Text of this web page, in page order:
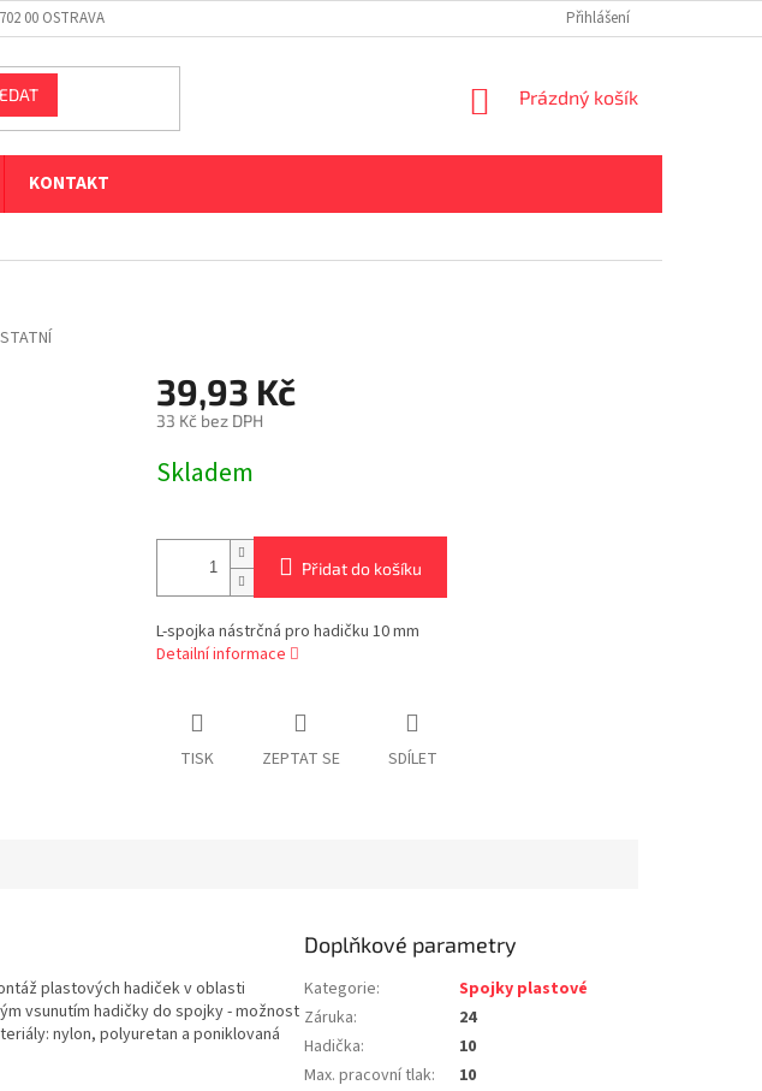
00 OSTRAVA Přihlášení
NÁKUPNÍ
Prázdný košík
KONTAKT
39,93 Kč
33 Kč bez DPH
cena:
Skladem
Přidat do košíku
L-spojka nástrčná pro hadičku 10 mm
Detailní informace
TISK ZEPTAT SE SDÍLET
plastových hadiček v oblasti
vsunutím hadičky do spojky - možnost
nylon, polyuretan a poniklovaná
Doplňkové parametry
Kategorie:
Spojky plastové
Záruka:
24
Hadička:
10
Max. pracovní tlak:
10